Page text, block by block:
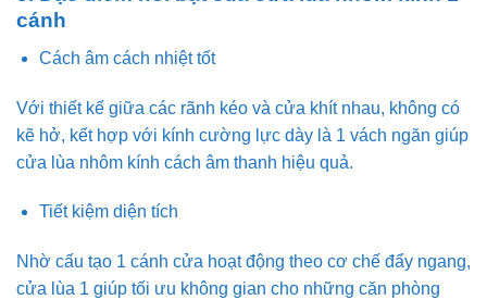
cánh
Cách âm cách nhiệt tốt
Với thiết kế giữa các rãnh kéo và cửa khít nhau, không có
kẽ hở, kết hợp với kính cường lực dày là 1 vách ngăn giúp
cửa lùa nhôm kính cách âm thanh hiệu quả.
Tiết kiệm diện tích
Nhờ cấu tạo 1 cánh cửa hoạt động theo cơ chế đẩy ngang,
cửa lùa 1 giúp tối ưu không gian cho những căn phòng